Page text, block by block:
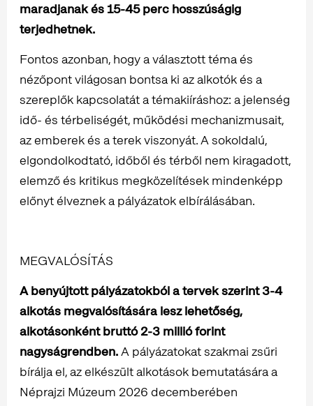
maradjanak és 15-45 perc hosszúságig
terjedhetnek.
Fontos azonban, hogy a választott téma és
nézőpont világosan bontsa ki az alkotók és a
szereplők kapcsolatát a témakiíráshoz: a jelenség
idő- és térbeliségét, működési mechanizmusait,
az emberek és a terek viszonyát. A sokoldalú,
elgondolkodtató, időből és térből nem kiragadott,
elemző és kritikus megközelítések mindenképp
előnyt élveznek a pályázatok elbírálásában.
MEGVALÓSÍTÁS
A benyújtott pályázatokból a tervek szerint 3-4
alkotás megvalósítására lesz lehetőség,
alkotásonként bruttó 2-3 millió forint
nagyságrendben.A pályázatokat szakmai zsűri
bírálja el, az elkészült alkotások bemutatására a
Néprajzi Múzeum 2026 decemberében